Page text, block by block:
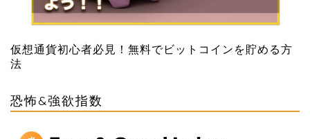
仮想通貨初心者必見！無料でビットコインを貯める方
法
恐怖&強欲指数